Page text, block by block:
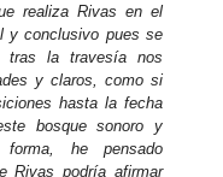
realiza Rivas en el
y conclusivo pues se
tras la travesía nos
y claros, como si
hasta la fecha
bosque sonoro y
he pensado
Rivas podría afirmar